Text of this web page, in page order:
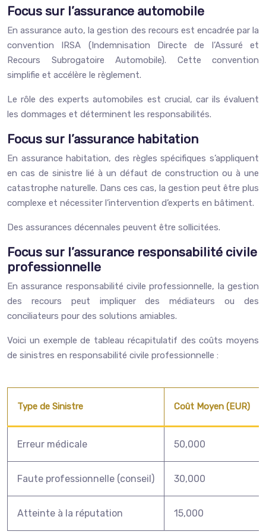
Focus sur l’assurance automobile
En assurance auto, la gestion des recours est encadrée par la
convention IRSA (Indemnisation Directe de l’Assuré et
Recours Subrogatoire Automobile). Cette convention
simplifie et accélère le règlement.
Le rôle des experts automobiles est crucial, car ils évaluent
les dommages et déterminent les responsabilités.
Focus sur l’assurance habitation
En assurance habitation, des règles spécifiques s’appliquent
en cas de sinistre lié à un défaut de construction ou à une
catastrophe naturelle. Dans ces cas, la gestion peut être plus
complexe et nécessiter l’intervention d’experts en bâtiment.
Des assurances décennales peuvent être sollicitées.
Focus sur l’assurance responsabilité civile
professionnelle
En assurance responsabilité civile professionnelle, la gestion
des recours peut impliquer des médiateurs ou des
conciliateurs pour des solutions amiables.
Voici un exemple de tableau récapitulatif des coûts moyens
de sinistres en responsabilité civile professionnelle :
Type de Sinistre Coût Moyen (EUR)
Erreur médicale 50,000
Faute professionnelle (conseil) 30,000
Atteinte à la réputation 15,000